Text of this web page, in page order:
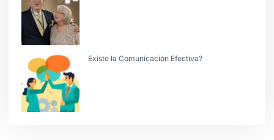
Existe la Comunicación Efectiva?